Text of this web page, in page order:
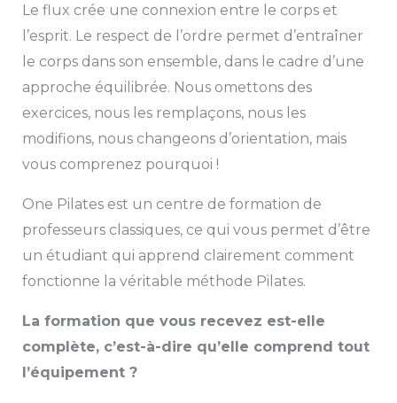
Le flux crée une connexion entre le corps et
l’esprit. Le respect de l’ordre permet d’entraîner
le corps dans son ensemble, dans le cadre d’une
approche équilibrée. Nous omettons des
exercices, nous les remplaçons, nous les
modifions, nous changeons d’orientation, mais
vous comprenez pourquoi !
One Pilates est un centre de formation de
professeurs classiques, ce qui vous permet d’être
un étudiant qui apprend clairement comment
fonctionne la véritable méthode Pilates.
La formation que vous recevez est-elle
complète, c’est-à-dire qu’elle comprend tout
l’équipement ?